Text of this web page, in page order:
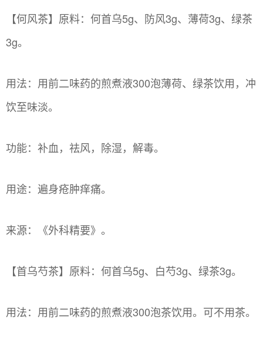
【何风茶】原料：何首乌5g、防风3g、薄荷3g、绿茶
3g。
用法：用前二味药的煎煮液300泡薄荷、绿茶饮用，冲
饮至味淡。
功能：补血，祛风，除湿，解毒。
用途：遍身疮肿痒痛。
来源：《外科精要》。
【首乌芍茶】原料：何首乌5g、白芍3g、绿茶3g。
用法：用前二味药的煎煮液300泡茶饮用。可不用茶。